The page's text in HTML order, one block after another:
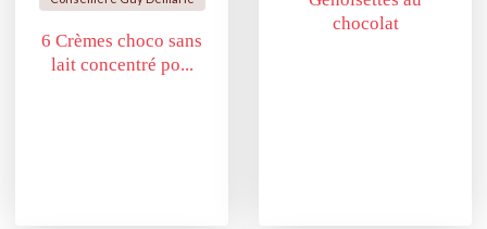
6 Crèmes choco sans
lait concentré po...
chocolat